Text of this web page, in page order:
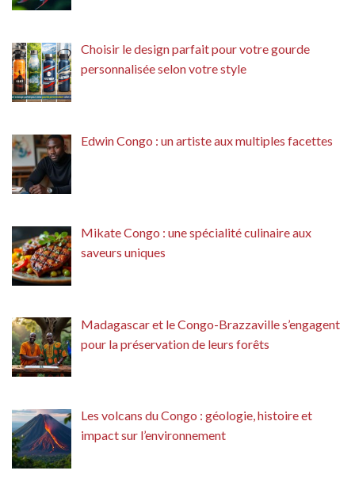
Choisir le design parfait pour votre gourde
personnalisée selon votre style
Edwin Congo : un artiste aux multiples facettes
Mikate Congo : une spécialité culinaire aux
saveurs uniques
Madagascar et le Congo-Brazzaville s’engagent
pour la préservation de leurs forêts
Les volcans du Congo : géologie, histoire et
impact sur l’environnement